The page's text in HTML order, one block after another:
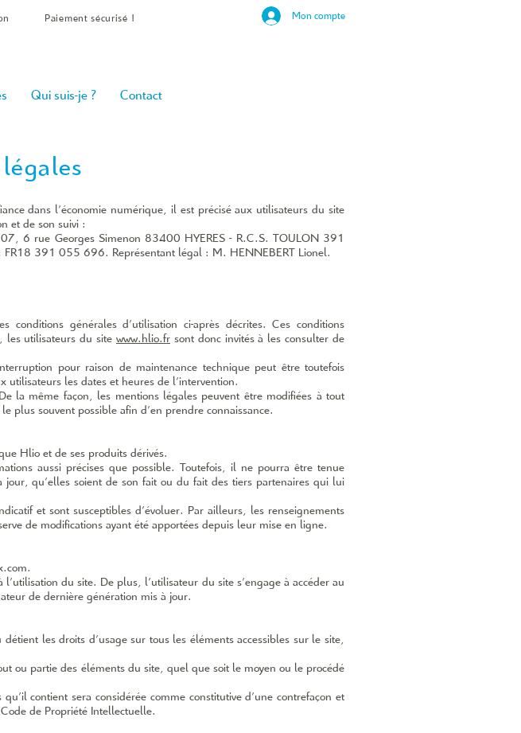
Paiement sécurisé ! Mon compte
Qui suis-je ? Contact
dans l’économie numérique, il est précisé aux utilisateurs du site
et de son suivi :
6 rue Georges Simenon 83400 HYERES - R.C.S. TOULON 391
: FR18 391 055 696. Représentant légal : M. HENNEBERT Lionel.
conditions générales d’utilisation ci­-après décrites. Ces conditions
les utilisateurs du site www.hlio.fr sont donc invités à les consulter de
pour raison de maintenance technique peut être toutefois
les dates et heures de l’intervention.
la même façon, les mentions légales peuvent être modifiées à tout
plus souvent possible afin d’en prendre connaissance.
Hlio et de ses produits dérivés.
aussi précises que possible. Toutefois, il ne pourra être tenue
jour, qu’elles soient de son fait ou du fait des tiers partenaires qui lui
et sont susceptibles d’évoluer. Par ailleurs, les renseignements
de modifications ayant été apportées depuis leur mise en ligne.
du site. De plus, l’utilisateur du site s’engage à accéder au
de dernière génération mis à jour.
les droits d’usage sur tous les éléments accessibles sur le site,
ou partie des éléments du site, quel que soit le moyen ou le procédé
contient sera considérée comme constitutive d’une contrefaçon et
de Propriété Intellectuelle.